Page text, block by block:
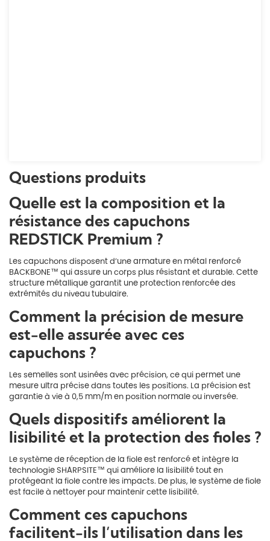
Questions produits
Quelle est la composition et la
résistance des capuchons
REDSTICK Premium ?
Les capuchons disposent d’une armature en métal renforcé
BACKBONE™ qui assure un corps plus résistant et durable. Cette
structure métallique garantit une protection renforcée des
extrémités du niveau tubulaire.
Comment la précision de mesure
est-elle assurée avec ces
capuchons ?
Les semelles sont usinées avec précision, ce qui permet une
mesure ultra précise dans toutes les positions. La précision est
garantie à vie à 0,5 mm/m en position normale ou inversée.
Quels dispositifs améliorent la
lisibilité et la protection des fioles ?
Le système de réception de la fiole est renforcé et intègre la
technologie SHARPSITE™ qui améliore la lisibilité tout en
protégeant la fiole contre les impacts. De plus, le système de fiole
est facile à nettoyer pour maintenir cette lisibilité.
Comment ces capuchons
facilitent-ils l’utilisation dans les